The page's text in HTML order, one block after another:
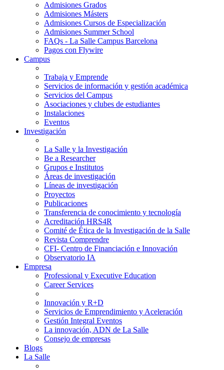
Admisiones Grados
Admisiones Másters
Admisiones Cursos de Especialización
Admisiones Summer School
FAQs - La Salle Campus Barcelona
Pagos con Flywire
Campus
Trabaja y Emprende
Servicios de información y gestión académica
Servicios del Campus
Asociaciones y clubes de estudiantes
Instalaciones
Eventos
Investigación
La Salle y la Investigación
Be a Researcher
Grupos e Institutos
Áreas de investigación
Líneas de investigación
Proyectos
Publicaciones
Transferencia de conocimiento y tecnología
Acreditación HRS4R
Comité de Ética de la Investigación de la Salle
Revista Comprendre
CFI- Centro de Financiación e Innovación
Observatorio IA
Empresa
Professional y Executive Education
Career Services
Innovación y R+D
Servicios de Emprendimiento y Aceleración
Gestión Integral Eventos
La innovación, ADN de La Salle
Consejo de empresas
Blogs
La Salle